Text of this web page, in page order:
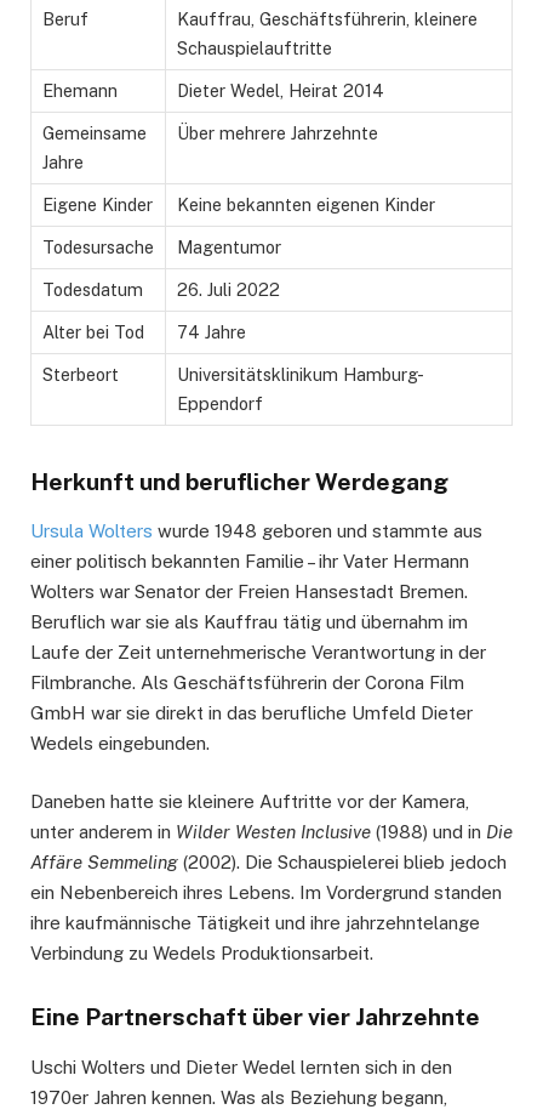
Beruf
Kauffrau, Geschäftsführerin, kleinere
Schauspielauftritte
Ehemann Dieter Wedel, Heirat 2014
Gemeinsame
Jahre
Über mehrere Jahrzehnte
Eigene Kinder Keine bekannten eigenen Kinder
Todesursache Magentumor
Todesdatum 26. Juli 2022
Alter bei Tod 74 Jahre
Sterbeort
Universitätsklinikum Hamburg-
Eppendorf
Herkunft und beruflicher Werdegang
Ursula Wolters wurde 1948 geboren und stammte aus
einer politisch bekannten Familie – ihr Vater Hermann
Wolters war Senator der Freien Hansestadt Bremen.
Beruflich war sie als Kauffrau tätig und übernahm im
Laufe der Zeit unternehmerische Verantwortung in der
Filmbranche. Als Geschäftsführerin der Corona Film
GmbH war sie direkt in das berufliche Umfeld Dieter
Wedels eingebunden.
Daneben hatte sie kleinere Auftritte vor der Kamera,
unter anderem in Wilder Westen Inclusive (1988) und in Die
Affäre Semmeling (2002). Die Schauspielerei blieb jedoch
ein Nebenbereich ihres Lebens. Im Vordergrund standen
ihre kaufmännische Tätigkeit und ihre jahrzehntelange
Verbindung zu Wedels Produktionsarbeit.
Eine Partnerschaft über vier Jahrzehnte
Uschi Wolters und Dieter Wedel lernten sich in den
1970er Jahren kennen. Was als Beziehung begann,